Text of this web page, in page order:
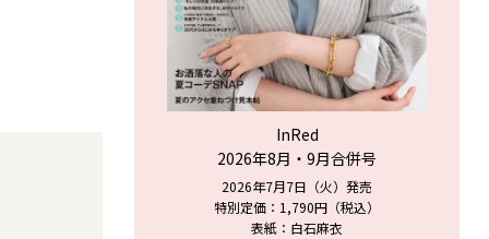
InRed
2026年8月・9月合併号
2026年7月7日（火）発売
特別定価：1,790円（税込）
表紙：白石麻衣